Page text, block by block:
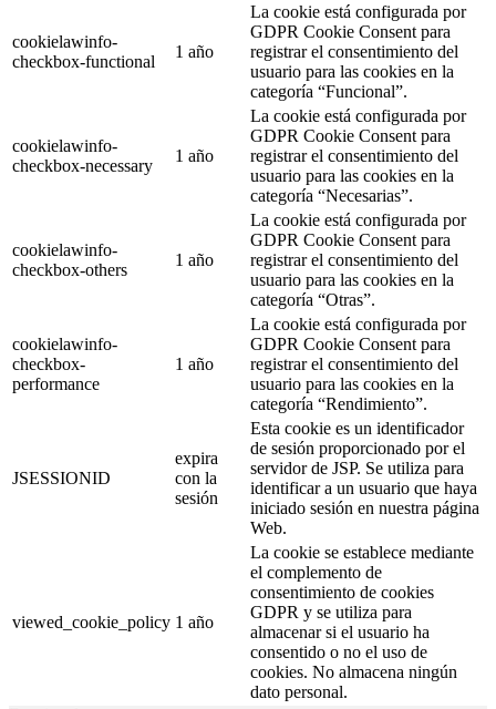
cookielawinfo-
checkbox-functional
1 año
La cookie está configurada por
GDPR Cookie Consent para
registrar el consentimiento del
usuario para las cookies en la
categoría “Funcional”.
cookielawinfo-
checkbox-necessary
1 año
La cookie está configurada por
GDPR Cookie Consent para
registrar el consentimiento del
usuario para las cookies en la
categoría “Necesarias”.
cookielawinfo-
checkbox-others
1 año
La cookie está configurada por
GDPR Cookie Consent para
registrar el consentimiento del
usuario para las cookies en la
categoría “Otras”.
cookielawinfo-
checkbox-
performance
1 año
La cookie está configurada por
GDPR Cookie Consent para
registrar el consentimiento del
usuario para las cookies en la
categoría “Rendimiento”.
JSESSIONID
expira
con la
sesión
Esta cookie es un identificador
de sesión proporcionado por el
servidor de JSP. Se utiliza para
identificar a un usuario que haya
iniciado sesión en nuestra página
Web.
viewed_cookie_policy 1 año
La cookie se establece mediante
el complemento de
consentimiento de cookies
GDPR y se utiliza para
almacenar si el usuario ha
consentido o no el uso de
cookies. No almacena ningún
dato personal.